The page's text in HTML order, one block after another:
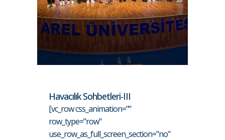
Havacılık Sohbetleri-III
[vc_row css_animation=""
row_type="row"
use_row_as_full_screen_section="no"